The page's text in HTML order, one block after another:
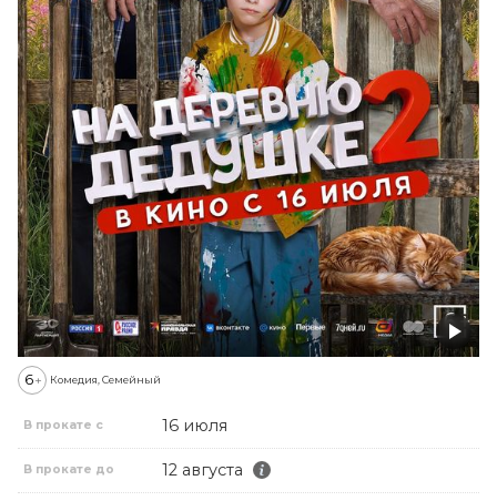
6+ Комедия, Семейный
В прокате с 16 июля
В прокате до 12 августа